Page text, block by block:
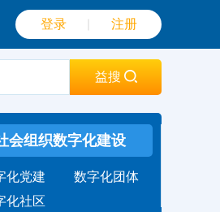
登录 注册
益搜
会组织数字化建设
化党建
数字化团体
化社区